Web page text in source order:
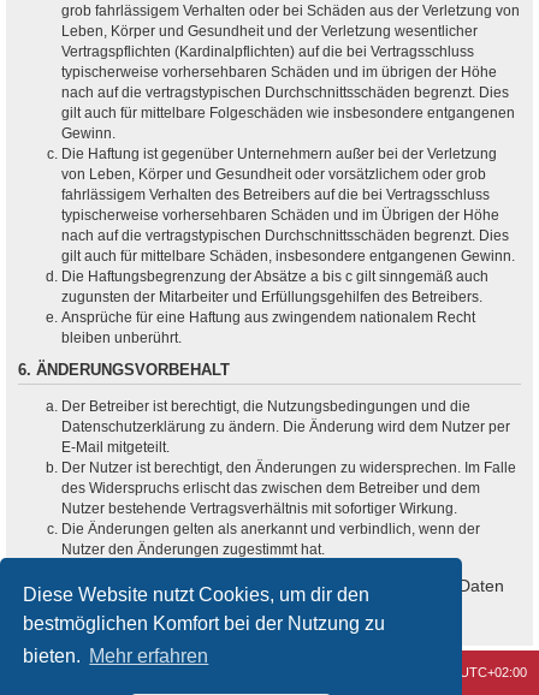
Diese Website nutzt Cookies, um dir den
bestmöglichen Komfort bei der Nutzung zu
bieten. Mehr erfahren
grob fahrlässigem Verhalten oder bei Schäden aus der Verletzung von
Leben, Körper und Gesundheit und der Verletzung wesentlicher
Vertragspflichten (Kardinalpflichten) auf die bei Vertragsschluss
typischerweise vorhersehbaren Schäden und im übrigen der Höhe
nach auf die vertragstypischen Durchschnittsschäden begrenzt. Dies
gilt auch für mittelbare Folgeschäden wie insbesondere entgangenen
Gewinn.
Die Haftung ist gegenüber Unternehmern außer bei der Verletzung
von Leben, Körper und Gesundheit oder vorsätzlichem oder grob
fahrlässigem Verhalten des Betreibers auf die bei Vertragsschluss
typischerweise vorhersehbaren Schäden und im Übrigen der Höhe
nach auf die vertragstypischen Durchschnittsschäden begrenzt. Dies
gilt auch für mittelbare Schäden, insbesondere entgangenen Gewinn.
Die Haftungsbegrenzung der Absätze a bis c gilt sinngemäß auch
zugunsten der Mitarbeiter und Erfüllungsgehilfen des Betreibers.
Ansprüche für eine Haftung aus zwingendem nationalem Recht
bleiben unberührt.
6. ÄNDERUNGSVORBEHALT
Der Betreiber ist berechtigt, die Nutzungsbedingungen und die
Datenschutzerklärung zu ändern. Die Änderung wird dem Nutzer per
E-Mail mitgeteilt.
Der Nutzer ist berechtigt, den Änderungen zu widersprechen. Im Falle
des Widerspruchs erlischt das zwischen dem Betreiber und dem
Nutzer bestehende Vertragsverhältnis mit sofortiger Wirkung.
Die Änderungen gelten als anerkannt und verbindlich, wenn der
Nutzer den Änderungen zugestimmt hat.
Informationen über den Umgang mit deinen persönlichen Daten
sind in der Datenschutzerklärung enthalten.
UTC+02:00